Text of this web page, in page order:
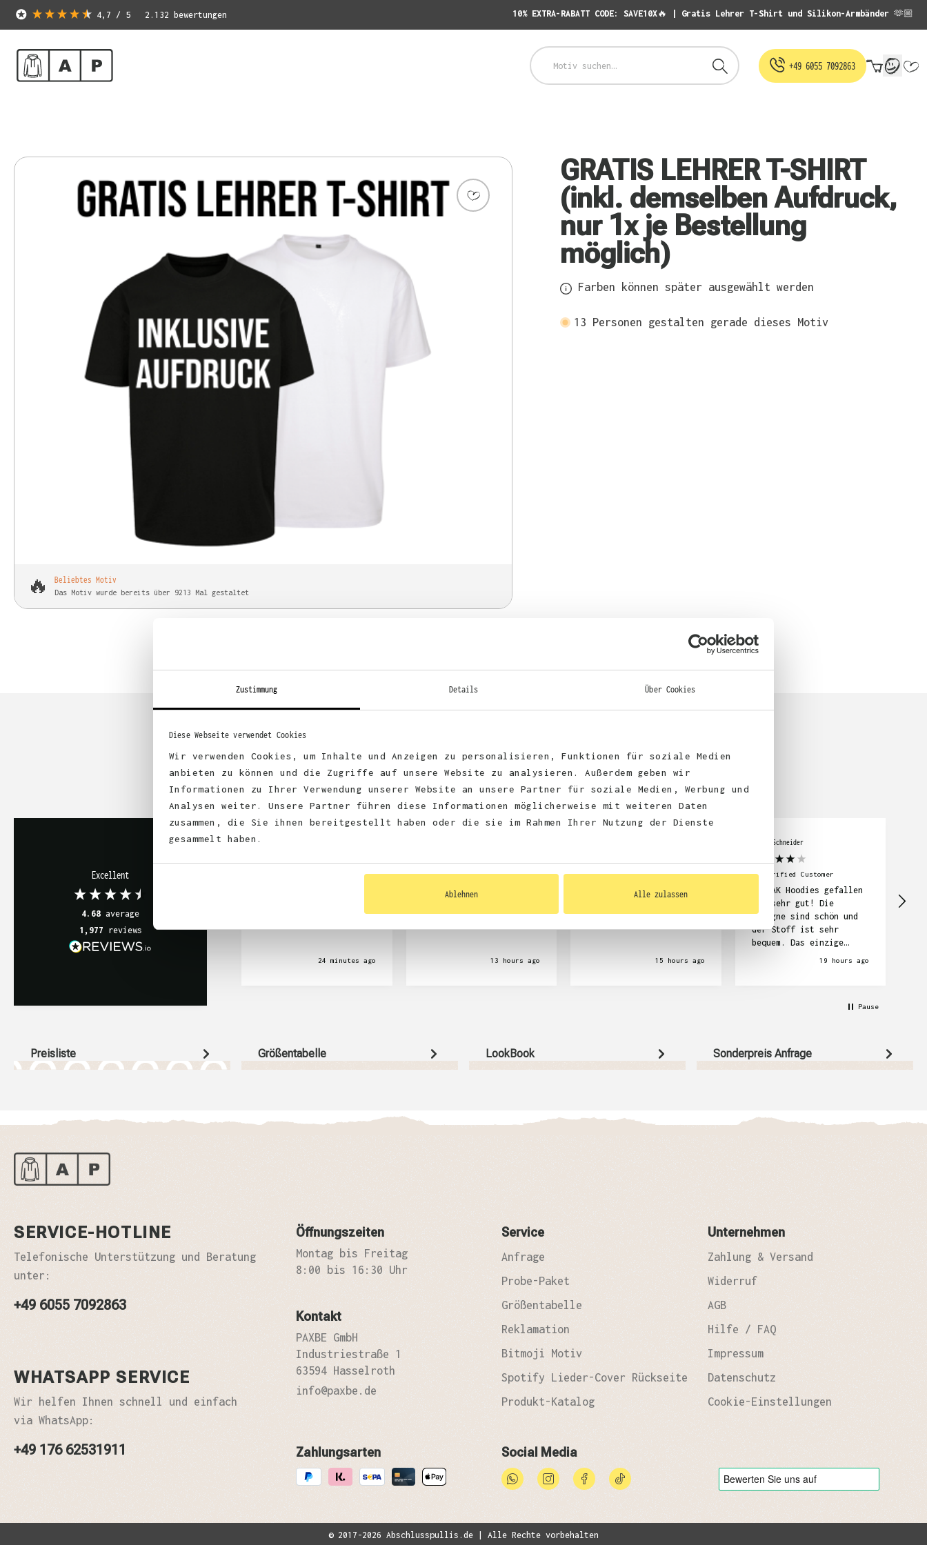
Zustimmung Details Über Cookies
Diese Webseite verwendet Cookies
Wir verwenden Cookies, um Inhalte und Anzeigen zu personalisieren, Funktionen für soziale Medien
anbieten zu können und die Zugriffe auf unsere Website zu analysieren. Außerdem geben wir
Informationen zu Ihrer Verwendung unserer Website an unsere Partner für soziale Medien, Werbung und
Analysen weiter. Unsere Partner führen diese Informationen möglicherweise mit weiteren Daten
zusammen, die Sie ihnen bereitgestellt haben oder die sie im Rahmen Ihrer Nutzung der Dienste
gesammelt haben.
Ablehnen Alle zulassen
4,7 / 5 2.132 bewertungen 10% EXTRA-RABATT CODE: SAVE10X🔥 | Gratis Lehrer T-Shirt und Silikon-Armbänder 🫶🏼
+49 6055 7092863
🔥 Beliebtes Motiv
Das Motiv wurde bereits über 9213 Mal gestaltet
GRATIS LEHRER T-SHIRT
(inkl. demselben Aufdruck,
nur 1x je Bestellung
möglich)
Farben können später ausgewählt werden
13 Personen gestalten gerade dieses Motiv
KUNDEN FEEDBACK 🫶
Excellent
4.68 average
1,977 reviews
Frank Stöcker
Sehr schnelle Lieferung
24 minutes ago
Verified Customer
Sehr gute Qualität.
13 hours ago
Sehr schöne T-shirts....
Lieferung. Jederzeit
wieder
15 hours ago
Julia Schneider
Verified Customer
Die AK Hoodies gefallen
uns sehr gut! Die
Designe sind schön und
der Stoff ist sehr
bequem. Das einzige
Problem war dass es ein
das man zuerst bezahlen
Hoodies gewartet. Und
jetzt haben wir sie aber
19 hours ago
Pause
Preisliste Größentabelle LookBook Sonderpreis Anfrage
SERVICE-HOTLINE
Telefonische Unterstützung und Beratung
unter:
+49 6055 7092863
WHATSAPP SERVICE
Wir helfen Ihnen schnell und einfach
via WhatsApp:
+49 176 62531911
Öffnungszeiten
Montag bis Freitag
8:00 bis 16:30 Uhr
Kontakt
PAXBE GmbH
Industriestraße 1
63594 Hasselroth
info@paxbe.de
Service
Anfrage
Probe-Paket
Größentabelle
Reklamation
Bitmoji Motiv
Spotify Lieder-Cover Rückseite
Produkt-Katalog
Unternehmen
Zahlung & Versand
Widerruf
AGB
Hilfe / FAQ
Impressum
Datenschutz
Cookie-Einstellungen
Zahlungsarten Social Media
© 2017-2026 Abschlusspullis.de | Alle Rechte vorbehalten